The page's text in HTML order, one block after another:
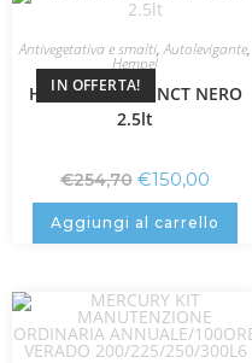
IN OFFERTA!
Antivegetativa e smalti,Autolevigante,
Hempel
HEMPEL MILLE NCT NERO
2.5lt
€254,70 €150,00
Aggiungi al carrello